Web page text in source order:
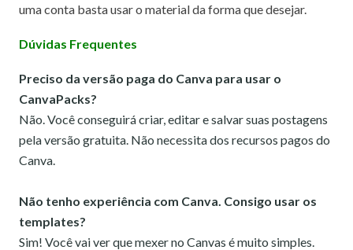
uma conta basta usar o material da forma que desejar.
Dúvidas Frequentes
Preciso da versão paga do Canva para usar o
CanvaPacks?
Não. Você conseguirá criar, editar e salvar suas postagens
pela versão gratuita. Não necessita dos recursos pagos do
Canva.
Não tenho experiência com Canva. Consigo usar os
templates?
Sim! Você vai ver que mexer no Canvas é muito simples.